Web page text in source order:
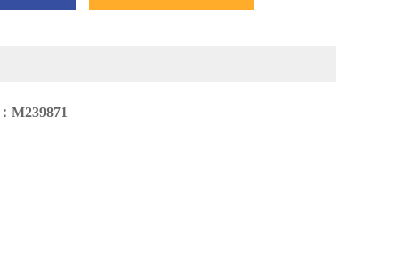
M239871